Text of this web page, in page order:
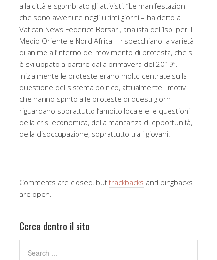
alla città e sgombrato gli attivisti. “Le manifestazioni
che sono avvenute negli ultimi giorni – ha detto a
Vatican News Federico Borsari, analista dell’Ispi per il
Medio Oriente e Nord Africa – rispecchiano la varietà
di anime all’interno del movimento di protesta, che si
è sviluppato a partire dalla primavera del 2019”.
Inizialmente le proteste erano molto centrate sulla
questione del sistema politico, attualmente i motivi
che hanno spinto alle proteste di questi giorni
riguardano soprattutto l’ambito locale e le questioni
della crisi economica, della mancanza di opportunità,
della disoccupazione, soprattutto tra i giovani.
Comments are closed, but trackbacks and pingbacks
are open.
Cerca dentro il sito